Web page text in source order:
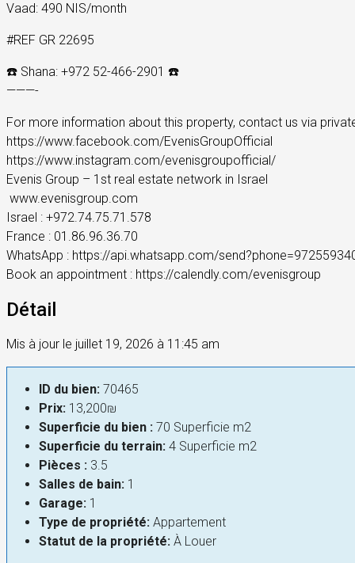
Vaad: 490 NIS/month
#REF GR 22695
☎️ Shana: +972 52-466-2901 ☎️
———-
For more information about this property, contact us via
https://www.facebook.com/EvenisGroupOfficial
https://www.instagram.com/evenisgroupofficial/
Evenis Group – 1st real estate network in Israel
️ www.evenisgroup.com
Israel : +972.74.75.71.578
France : 01.86.96.36.70
WhatsApp : https://api.whatsapp.com/
Book an appointment : https://calendly.com/evenisgroup
Détail
Mis à jour le juillet 19, 2026 à 11:45 am
ID du bien: 70465
Prix: 13,200₪
Superficie du bien : 70 Superficie m2
Superficie du terrain: 4 Superficie m2
Pièces : 3.5
Salles de bain: 1
Garage: 1
Type de propriété: Appartement
Statut de la propriété: À Louer